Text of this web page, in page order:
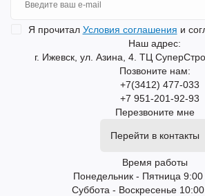
Я прочитал Условия соглашения и
Наш адрес:
г. Ижевск, ул. Азина, 4. ТЦ
Позвоните нам:
+7(3412) 477-033
+7 951-201-92-93
Перезвоните мне
Перейти в контакты
Время работы
Понедельник - Пятница
Суббота - Воскресенье